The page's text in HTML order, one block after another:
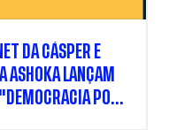
DA CÁSPER E
ASHOKA LANÇAM
POR